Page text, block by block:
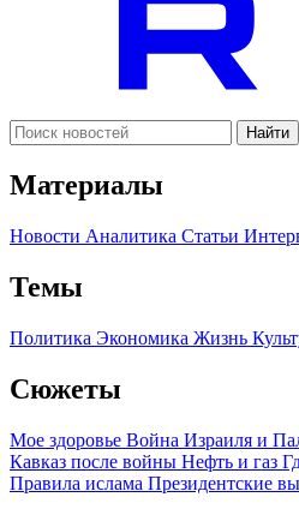
Найти
Материалы
Новости Аналитика Статьи
Темы
Политика Экономика Жизнь
Сюжеты
Мое здоровье Война Израиля и
Кавказ после войны Нефть и газ
Правила ислама Президентские